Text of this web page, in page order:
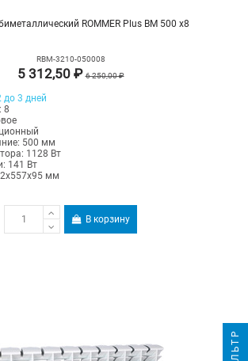
ROMMER Plus BM 500 х8
RBM-3210-050008
5 312,50 ₽6 250,00 ₽
до 3 дней
8
500 мм
1128 Вт
141 Вт
мм
В корзину